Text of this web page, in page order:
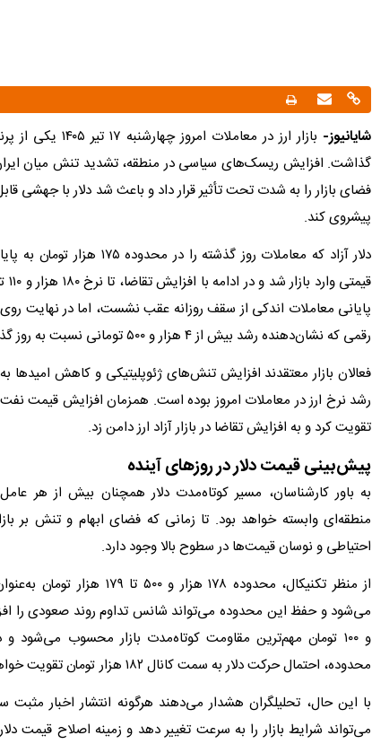
شایانیوز-
بازار ارز در
گذاشت. افزایش ریسک‌های سیاسی در منطقه، تشدید تنش میان ایران
پیشروی کند.
دلار آزاد که معاملات روز
رقمی که نشان‌دهنده رشد بیش از ۴ هزار و ۵۰۰ تومانی نسبت به روز گذشته است.
فعالان بازار معتقدند افزایش تنش‌های ژئوپلیتیکی و کاهش امیدها
رشد نرخ ارز در معاملات امروز بوده است. همزمان افزایش قیمت نفت
تقویت کرد و به افزایش تقاضا در بازار آزاد ارز دامن زد.
پیش‌بینی قیمت دلار در روزهای آینده
به باور کارشناسان، مسیر کوتاه‌مدت دلار همچنان بیش از هر
منطقه‌ای وابسته خواهد بود. تا زمانی که فضای ابهام و تنش بر
احتیاطی و نوسان قیمت‌ها در سطوح بالا وجود دارد.
از منظر تکنیکال، محدوده ۱۷۸
و ۱۰۰ تومان مهم‌ترین مقاومت کوتاه‌مدت بازار محسوب می‌شود
محدوده، احتمال حرکت دلار به سمت کانال ۱۸۲ هزار تومان تقویت خواهد شد.
با این حال، تحلیلگران هشدار می‌دهند هرگونه انتشار اخبار
می‌تواند شرایط بازار را به سرعت تغییر دهد و زمینه اصلاح قیمت